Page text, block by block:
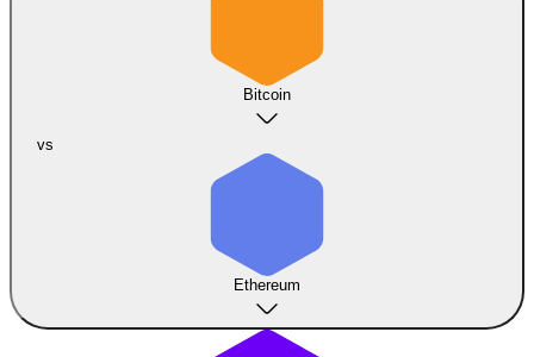
Bitcoin
vs
Ethereum